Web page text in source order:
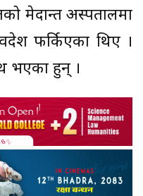
मेदान्त अस्पतालमा
फर्किएका थिए ।
भएका हुन् ।